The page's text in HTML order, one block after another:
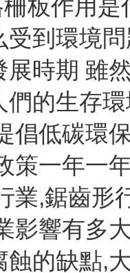
板作用是
到環境
時期 雖
們的生存
倡低碳環
策一年一
業,鋸齒形
影響有多
的缺點,